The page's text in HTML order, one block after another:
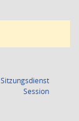
Sitzungsdienst
Session(Wird in